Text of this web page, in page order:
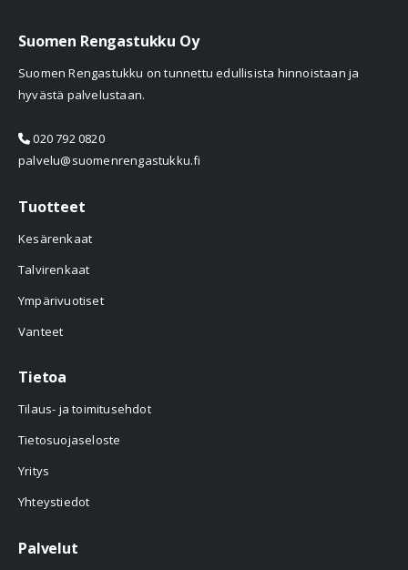
Suomen Rengastukku Oy
Suomen Rengastukku on tunnettu edullisista hinnoistaan ja
hyvästä palvelustaan.
020 792 0820
palvelu@suomenrengastukku.fi
Tuotteet
Kesärenkaat
Talvirenkaat
Ympärivuotiset
Vanteet
Tietoa
Tilaus- ja toimitusehdot
Tietosuojaseloste
Yritys
Yhteystiedot
Palvelut